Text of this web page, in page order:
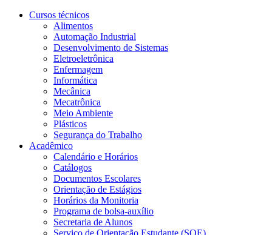
Cursos técnicos
Alimentos
Automação Industrial
Desenvolvimento de Sistemas
Eletroeletrônica
Enfermagem
Informática
Mecânica
Mecatrônica
Meio Ambiente
Plásticos
Segurança do Trabalho
Acadêmico
Calendário e Horários
Catálogos
Documentos Escolares
Orientação de Estágios
Horários da Monitoria
Programa de bolsa-auxílio
Secretaria de Alunos
Serviço de Orientação Estudante (SOE)